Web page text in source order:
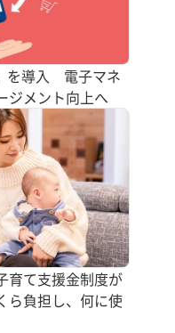
を導入 電子マネ
ジメント向上へ
育て支援金制度が
負担し、何に使